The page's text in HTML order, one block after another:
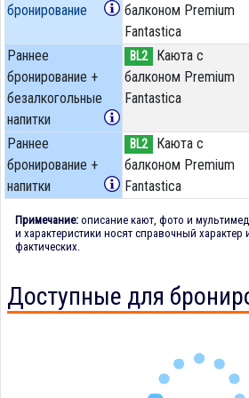
бронирование
балконом Premium
Fantastica
Раннее
бронирование +
безалкогольные
напитки
BL2
Каюта с
балконом Premium
Fantastica
Раннее
бронирование +
напитки
BL2
Каюта с
балконом Premium
Fantastica
Примечание: описание кают, фото и
и характеристики носят справочный характер
фактических.
Доступные для